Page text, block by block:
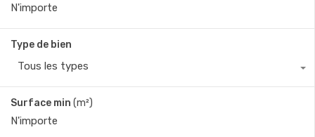
Type de bien
Tous les types
Surface min (m²)